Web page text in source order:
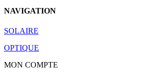
NAVIGATION
SOLAIRE
OPTIQUE
MON COMPTE